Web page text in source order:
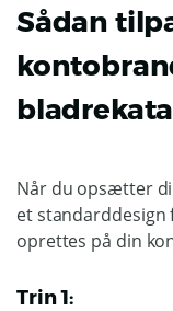
Sådan
Når du opsætter
et standarddesign
oprettes på din
Trin 1: